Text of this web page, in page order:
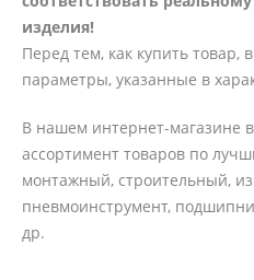
изделия!
Перед тем, как купить товар,
параметры, указанные в
В нашем интернет-магазине
ассортимент товаров по
монтажный, строительный,
пневмоинструмент,
др.